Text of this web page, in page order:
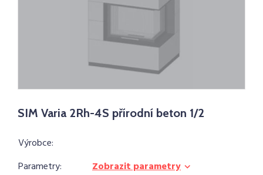
SIM Varia 2Rh-4S přírodní beton 1/2
Výrobce:
Parametry:
Zobrazit parametry